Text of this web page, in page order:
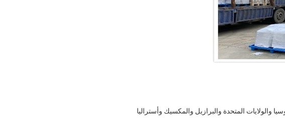
والولايات المتحدة والبرازيل والمكسيك وأستراليا